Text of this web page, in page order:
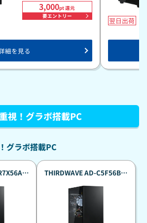
3,000pt 還元
要エントリー
細を見る
翌日出荷
視！グラボ搭載PC
グラボ搭載PC
準モ
＆
PC、
』
THIRDWAVE AD-C5F56B-
真夏のポイント還元祭標準
モデル 『Minecraft: Java
＆ Bedrock Edition for
PC、PC Game Pass同梱